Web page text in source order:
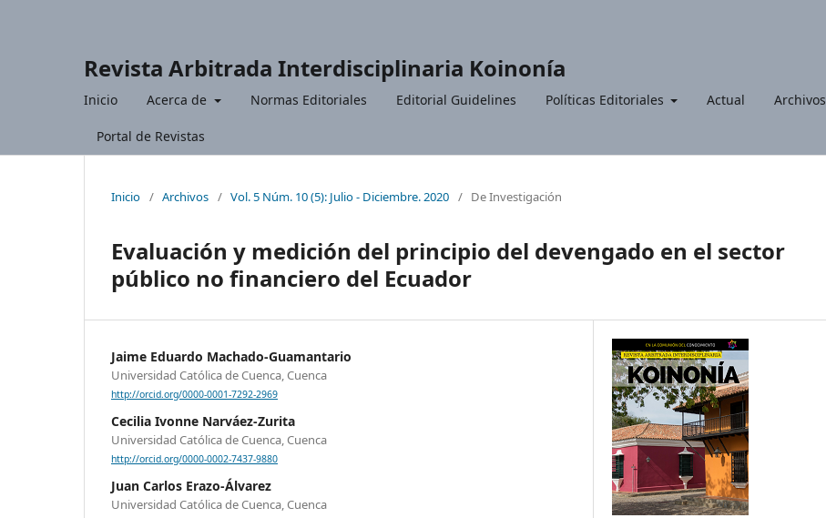
Revista Arbitrada Interdisciplinaria Koinonía
Inicio Acerca de Normas Editoriales Editorial Guidelines Políticas Editoriales Actual Archivos
Portal de Revistas
Inicio / Archivos / Vol. 5 Núm. 10 (5): Julio - Diciembre. 2020 / De Investigación
Evaluación y medición del principio del devengado en el sector
público no financiero del Ecuador
Jaime Eduardo Machado-Guamantario
Universidad Católica de Cuenca, Cuenca
http://orcid.org/0000-0001-7292-2969
Cecilia Ivonne Narváez-Zurita
Universidad Católica de Cuenca, Cuenca
http://orcid.org/0000-0002-7437-9880
Juan Carlos Erazo-Álvarez
Universidad Católica de Cuenca, Cuenca